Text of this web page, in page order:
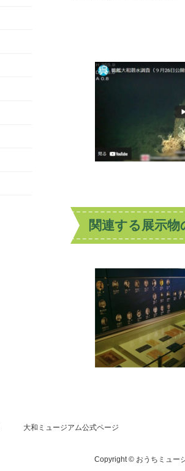
関連する展示物
大和ミュージアム公式ページ
Copyright © おうちミュー